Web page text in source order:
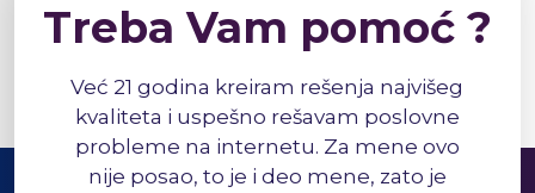
Treba Vam pomoć ?
Već 21 godina kreiram rešenja najvišeg
kvaliteta i uspešno rešavam poslovne
probleme na internetu. Za mene ovo
nije posao, to je i deo mene, zato je